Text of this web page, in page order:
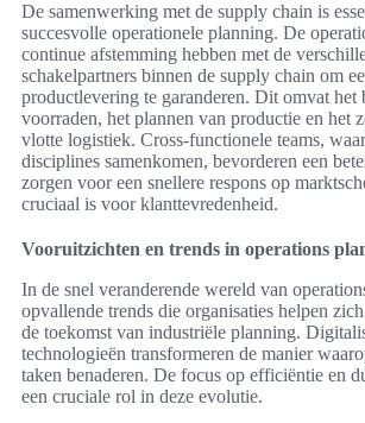
De samenwerking met de supply chain is
succesvolle operationele planning. De
continue afstemming hebben met de
schakelpartners binnen de supply chain om
productlevering te garanderen. Dit omvat het
voorraden, het plannen van productie en het
vlotte logistiek. Cross-functionele teams,
disciplines samenkomen, bevorderen een
zorgen voor een snellere respons op
cruciaal is voor klanttevredenheid.
Vooruitzichten en trends in operations
In de snel veranderende wereld van
opvallende trends die organisaties helpen zich
de toekomst van industriële planning.
technologieën transformeren de manier
taken benaderen. De focus op efficiëntie en
een cruciale rol in deze evolutie.